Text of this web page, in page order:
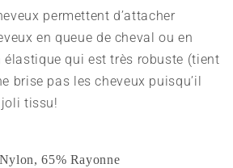
permettent d’attacher
en queue de cheval ou en
élastique qui est très robuste (tient
brise pas les cheveux puisqu’il
joli tissu!
65% Rayonne